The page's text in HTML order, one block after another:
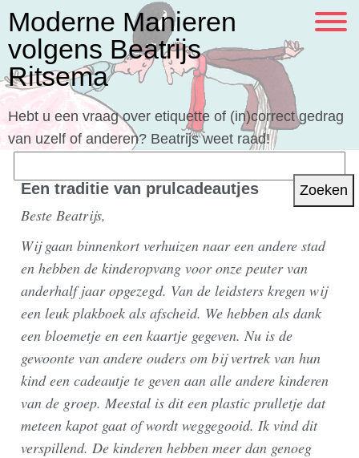
Moderne Manieren
volgens Beatrijs
Ritsema
Hebt u een vraag over etiquette of (in)correct gedrag
van uzelf of anderen? Beatrijs weet raad!
naar:Een traditie van prulcadeautjes
Beste Beatrijs,
Wij gaan binnenkort verhuizen naar een andere stad
en hebben de kinderopvang voor onze peuter van
anderhalf jaar opgezegd. Van de leidsters kregen wij
een leuk plakboek als afscheid. We hebben als dank
een bloemetje en een kaartje gegeven. Nu is de
gewoonte van andere ouders om bij vertrek van hun
kind een cadeautje te geven aan alle andere kinderen
van de groep. Meestal is dit een plastic prulletje dat
meteen kapot gaat of wordt weggegooid. Ik vind dit
verspillend. De kinderen hebben meer dan genoeg